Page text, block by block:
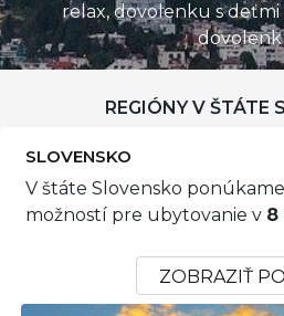
relax, dovolenku s
REGIÓNY V ŠTÁTE
SLOVENSKO
V štáte Slovensko
možností pre ubytovanie v 8
ZOBRAZIŤ